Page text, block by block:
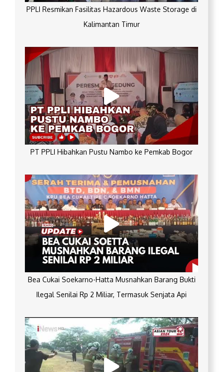
PPLI Resmikan Fasilitas Hazardous Waste Storage di
Kalimantan Timur
PT PPLI Hibahkan Pustu Nambo ke Pemkab Bogor
Bea Cukai Soekarno-Hatta Musnahkan Barang Bukti
Ilegal Senilai Rp 2 Miliar, Termasuk Senjata Api